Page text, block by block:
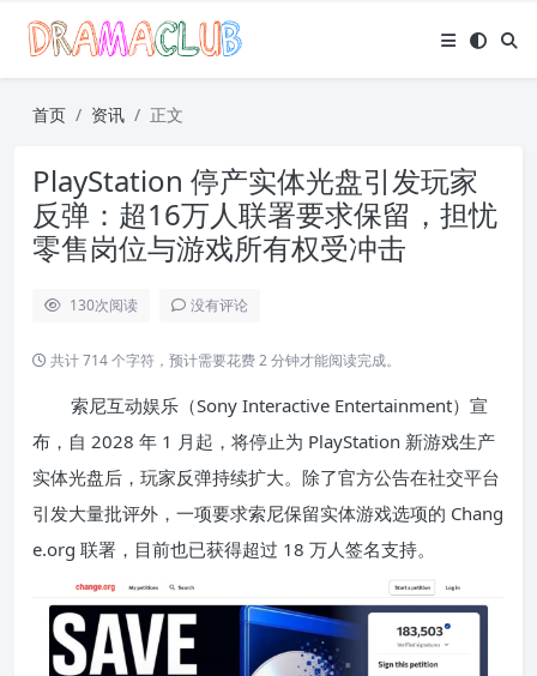
首页 资讯 正文
PlayStation 停产实体光盘引发玩家
反弹：超16万人联署要求保留，担忧
零售岗位与游戏所有权受冲击
130次阅读 没有评论
共计 714 个字符，预计需要花费 2 分钟才能阅读完成。
索尼互动娱乐（Sony Interactive Entertainment）宣
布，自 2028 年 1 月起，将停止为 PlayStation 新游戏生产
实体光盘后，玩家反弹持续扩大。除了官方公告在社交平台
引发大量批评外，一项要求索尼保留实体游戏选项的 Chang
e.org 联署，目前也已获得超过 18 万人签名支持。